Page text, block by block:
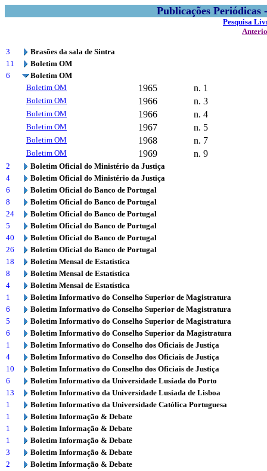
Publicações
Pesquisa
3
Brasões da sala de Sintra
11
Boletim OM
6
Boletim OM
Boletim OM
1965 n. 1
Boletim OM 1966 n. 3
Boletim OM 1966 n. 4
Boletim OM 1967 n. 5
Boletim OM 1968 n. 7
Boletim OM 1969 n. 9
2
Boletim Oficial do Ministério da Justiça
4
Boletim Oficial do Ministério da Justiça
6
Boletim Oficial do Banco de Portugal
8
Boletim Oficial do Banco de Portugal
24
Boletim Oficial do Banco de Portugal
5
Boletim Oficial do Banco de Portugal
40
Boletim Oficial do Banco de Portugal
26
Boletim Oficial do Banco de Portugal
18
Boletim Mensal de Estatística
8
Boletim Mensal de Estatística
4
Boletim Mensal de Estatística
1
Boletim Informativo do Conselho Superior de Magistratura
6
Boletim Informativo do Conselho Superior de Magistratura
5
Boletim Informativo do Conselho Superior de Magistratura
6
Boletim Informativo do Conselho Superior da Magistratura
1
Boletim Informativo do Conselho dos Oficiais de Justiça
4
Boletim Informativo do Conselho dos Oficiais de Justiça
10
Boletim Informativo do Conselho dos Oficiais de Justiça
6
Boletim Informativo da Universidade Lusíada do Porto
13
Boletim Informativo da Universidade Lusíada de Lisboa
1
Boletim Informativo da Universidade Católica Portuguesa
1
Boletim Informação & Debate
1
Boletim Informação & Debate
1
Boletim Informação & Debate
3
Boletim Informação & Debate
2
Boletim Informação & Debate